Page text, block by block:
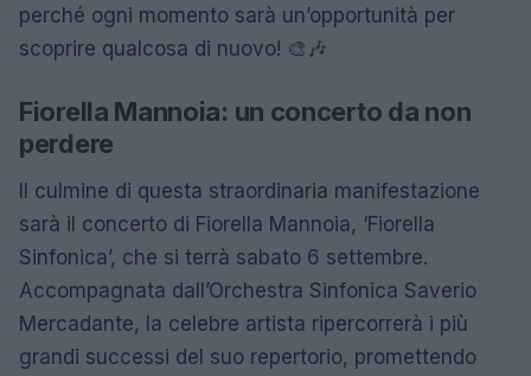
perché ogni momento sarà un’opportunità per
scoprire qualcosa di nuovo! 🎨🎶
Fiorella Mannoia: un concerto da non
perdere
Il culmine di questa straordinaria manifestazione
sarà il concerto di Fiorella Mannoia, ‘Fiorella
Sinfonica’, che si terrà sabato 6 settembre.
Accompagnata dall’Orchestra Sinfonica Saverio
Mercadante, la celebre artista ripercorrerà i più
grandi successi del suo repertorio, promettendo